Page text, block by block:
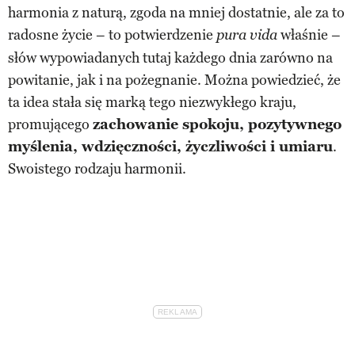
harmonia z naturą, zgoda na mniej dostatnie, ale za to
radosne życie – to potwierdzenie pura vidawłaśnie –
słów wypowiadanych tutaj każdego dnia zarówno na
powitanie, jak i na pożegnanie. Można powiedzieć, że
ta idea stała się marką tego niezwykłego kraju,
promującego zachowanie spokoju, pozytywnego
myślenia, wdzięczności, życzliwości i umiaru.
Swoistego rodzaju harmonii.